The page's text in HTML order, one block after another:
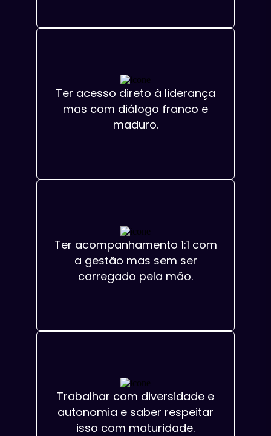
Ter acesso direto à liderança
mas com diálogo franco e
maduro.
Ter acompanhamento 1:1 com
a gestão mas sem ser
carregado pela mão.
Trabalhar com diversidade e
autonomia e saber respeitar
isso com maturidade.